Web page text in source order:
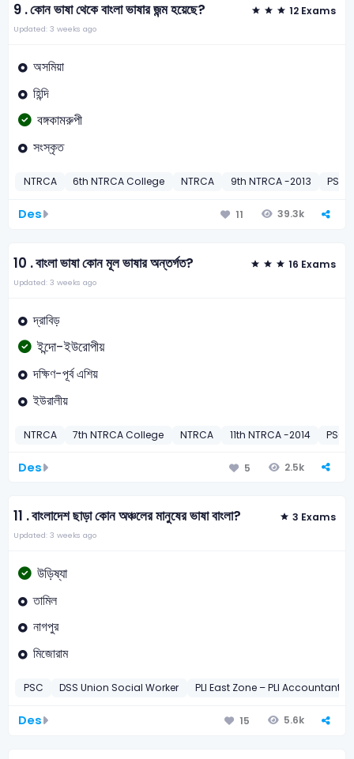
9 .কোন ভাষা থেকে বাংলা ভাষার জন্ম হয়েছে? 12 Exams
Updated: 3 weeks ago
অসমিয়া
হিন্দি
বঙ্গকামরুপী
সংস্কৃত
NTRCA 6th NTRCA College NTRCA 9th NTRCA -2013 PSC
Des 11 39.3k
10 .বাংলা ভাষা কোন মূল ভাষার অন্তর্গত? 16 Exams
Updated: 3 weeks ago
দ্রাবিড়
ইন্দো-ইউরোপীয়
দক্ষিণ-পূর্ব এশিয়
ইউরালীয়
NTRCA 7th NTRCA College NTRCA 11th NTRCA -2014 PSC
Des 5 2.5k
11 .বাংলাদেশ ছাড়া কোন অঞ্চলের মানুষের ভাষা বাংলা? 3 Exams
Updated: 3 weeks ago
উড়িষ্যা
তামিল
নাগপুর
মিজোরাম
PSC DSS Union Social Worker PLI East Zone – PLI Accountant-
Des 15 5.6k